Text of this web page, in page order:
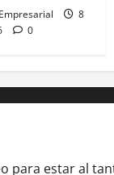
8
0
para estar al